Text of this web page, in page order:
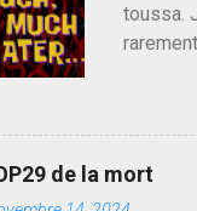
toussa.
Couilles
de la mort